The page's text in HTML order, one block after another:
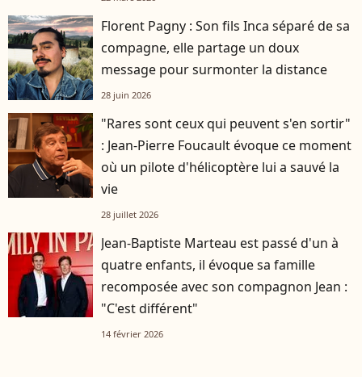
Florent Pagny : Son fils Inca séparé de sa
compagne, elle partage un doux
message pour surmonter la distance
28 juin 2026
"Rares sont ceux qui peuvent s'en sortir"
: Jean-Pierre Foucault évoque ce moment
où un pilote d'hélicoptère lui a sauvé la
vie
28 juillet 2026
Jean-Baptiste Marteau est passé d'un à
quatre enfants, il évoque sa famille
recomposée avec son compagnon Jean :
"C'est différent"
14 février 2026